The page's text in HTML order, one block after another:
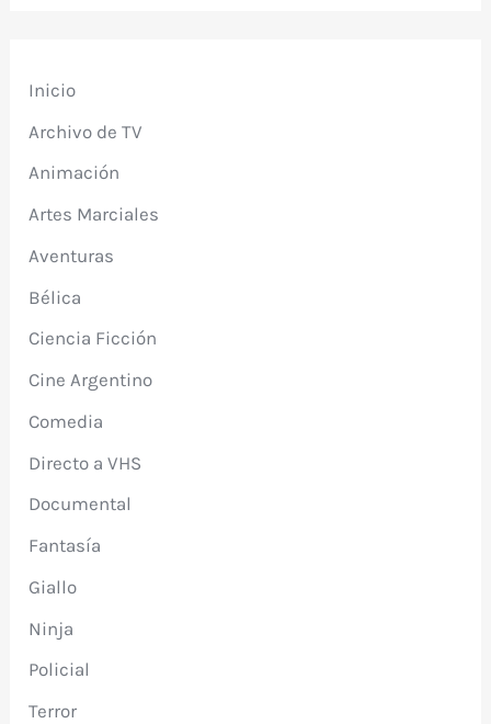
Inicio
Archivo de TV
Animación
Artes Marciales
Aventuras
Bélica
Ciencia Ficción
Cine Argentino
Comedia
Directo a VHS
Documental
Fantasía
Giallo
Ninja
Policial
Terror